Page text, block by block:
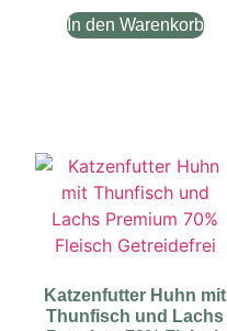
In den Warenkorb
Katzenfutter Huhn mit
Thunfisch und Lachs